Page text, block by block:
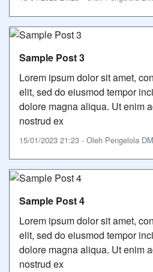
Sample Post 3
Lorem ipsum dolor sit amet,
elit, sed do eiusmod tempor
dolore magna aliqua. Ut enim
nostrud ex
15/01/2023 21:23 - Oleh Pengelola
Sample Post 4
Lorem ipsum dolor sit amet,
elit, sed do eiusmod tempor
dolore magna aliqua. Ut enim
nostrud ex